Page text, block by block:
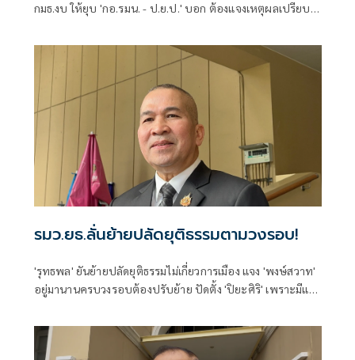
กมธ.งบ ให้ยุบ 'กอ.รมน. - ป.ย.ป.' บอก ต้องแจงเหตุผลเปรียบ
รมว.ยธ.ลั่นย้ายปลัดยุติธรรมตามวงรอบ!
'รุทธพล' ยันย้ายปลัดยุติธรรมไม่เกี่ยวการเมือง แจง 'พงษ์สวาท'
อยู่มานานครบวงรอบต้องปรับย้าย ปัดตั้ง 'ปิยะศิริ' เพราะมีแรง